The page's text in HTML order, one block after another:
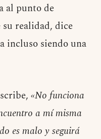
al punto de
realidad, dice
incluso siendo una
«No funciona
a mí misma
es malo y seguirá